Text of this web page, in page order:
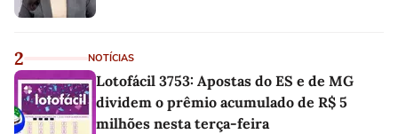
2 NOTÍCIAS
Lotofácil 3753: Apostas do ES e de MG
dividem o prêmio acumulado de R$ 5
milhões nesta terça-feira